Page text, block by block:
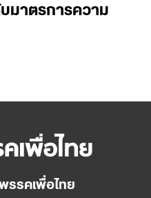
มาตรการความ
รรคเพื่อไทย